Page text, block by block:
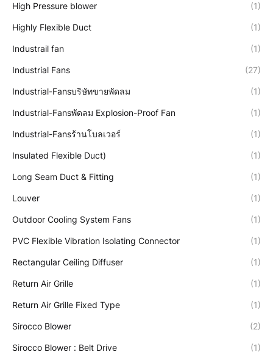
High Pressure blower (1)
Highly Flexible Duct (1)
Industrail fan (1)
Industrial Fans (27)
Industrial-Fansบริษัทขายพัดลม (1)
Industrial-Fansพัดลม Explosion-Proof Fan (1)
Industrial-Fansร้านโบลเวอร์ (1)
Insulated Flexible Duct) (1)
Long Seam Duct & Fitting (1)
Louver (1)
Outdoor Cooling System Fans (1)
PVC Flexible Vibration Isolating Connector (1)
Rectangular Ceiling Diffuser (1)
Return Air Grille (1)
Return Air Grille Fixed Type (1)
Sirocco Blower (2)
Sirocco Blower : Belt Drive (1)